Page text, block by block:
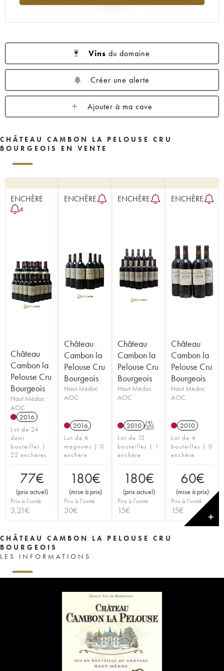
Vins du domaine
Créer une alerte
Ajouter à ma cave
CHÂTEAU CAMBON LA PELOUSE CRU
BOURGEOIS EN VENTE
ENCHÈRE
4
Château
Cambon la
Pelouse Cru
Bourgeois
Haut Médoc
AOC
2016
Lot de 24
demi
bouteilles |
22 enchères
77€
(prix actuel)
Prix à l'unité
3,21€
ENCHÈRE
Château
Cambon la
Pelouse Cru
Bourgeois
Haut Médoc
AOC
2016
Lot de 6
magnums | 0
enchère
180€
(mise à prix)
Prix à l'unité
30€
ENCHÈRE
Château
Cambon la
Pelouse Cru
Bourgeois
Haut Médoc
AOC
2010 T
Lot de 12
bouteilles | 1
enchère
180€
(prix actuel)
Prix à l'unité
15€
ENCHÈRE
Château
Cambon la
Pelouse Cru
Bourgeois
Haut Médoc
AOC
2010
Lot de 4
bouteilles | 0
enchère
60€
(mise à prix)
Prix à l'unité
15€
✕
CHÂTEAU CAMBON LA PELOUSE CRU
BOURGEOIS
LES INFORMATIONS